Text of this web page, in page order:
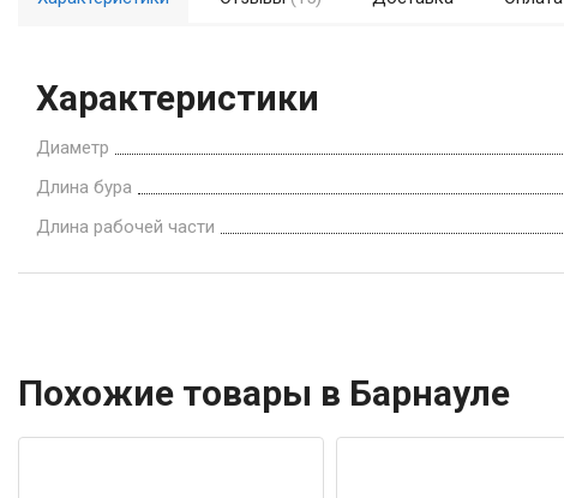
Характеристики
Диаметр
Длина бура
Длина рабочей части
Похожие товары в Барнауле